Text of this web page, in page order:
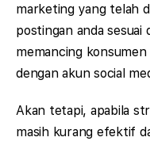
marketing yang telah
postingan anda sesuai
memancing
dengan akun social
Akan tetapi, apabila
masih kurang efektif